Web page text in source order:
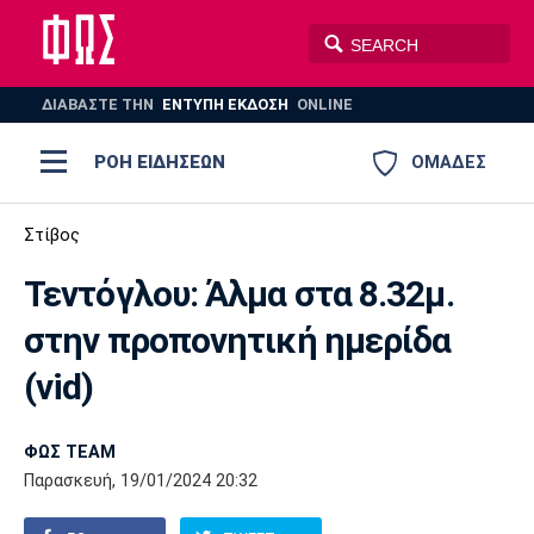
ΔΙΑΒΑΣΤΕ THN ΕΝΤΥΠΗ ΕΚΔΟΣΗ ONLINE
ΟΜΑΔΕΣ
ΡΟΗ ΕΙΔΗΣΕΩΝ
ΒΟΛΕΪ ΣΠΟΡ
Ποδόσφαιρο
Super League 1
Super League 2
Γ Εθνική
Ελλάδα
Μπάσκετ
Ελλάδα
Εθνική
EuroLeague
Ολυμπιακοί Αγώνες
Βόλεϊ
Πόλο
Ολυμπιακός ΑΕΚ ΠΑΟΚ
Παναθηναϊκός Ατρόμητος
Στίβος
Τεντόγλου: Άλμα στα 8.32μ.
στην προπονητική ημερίδα
(vid)
ΦΩΣ TEAM
Παρασκευή, 19/01/2024 20:32